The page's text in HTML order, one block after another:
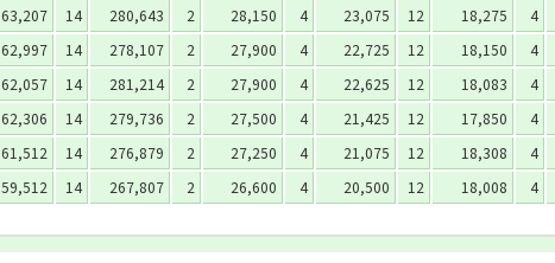
63,207 14 280,643 2 28,150 4 23,075 12 18,275 4
62,997 14 278,107 2 27,900 4 22,725 12 18,150 4
62,057 14 281,214 2 27,900 4 22,625 12 18,083 4
62,306 14 279,736 2 27,500 4 21,425 12 17,850 4
61,512 14 276,879 2 27,250 4 21,075 12 18,308 4
59,512 14 267,807 2 26,600 4 20,500 12 18,008 4